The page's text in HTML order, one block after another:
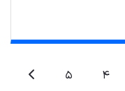
4
5